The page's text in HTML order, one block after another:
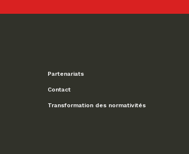
Partenariats
Contact
Transformation des normativités